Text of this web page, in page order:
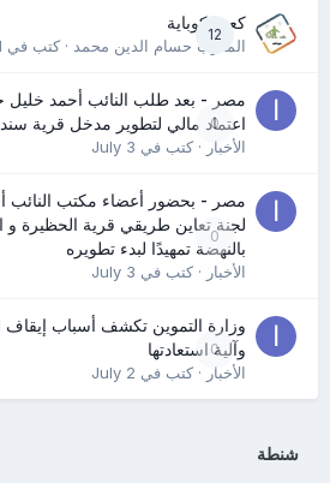
12
كعب كوباية
المدرب حسام الدين محمد· كتب في
0
مصر - بعد طلب النائب أحمد خليل
اعتماد مالي لتطوير مدخل قرية سند
الأخبار· كتب في July 3
0
مصر - بحضور أعضاء مكتب النائب
لجنة تعاين طريقي قرية الحظيرة و
بالنهضة تمهيدًا لبدء تطويره
الأخبار· كتب في July 3
0
وزارة التموين تكشف أسباب إيقاف
وآلية استعادتها
الأخبار· كتب في July 2
شنطة